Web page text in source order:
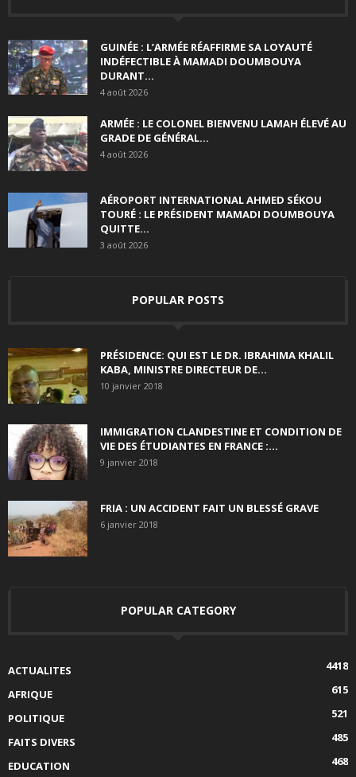
GUINÉE : L’ARMÉE RÉAFFIRME SA LOYAUTÉ
INDÉFECTIBLE À MAMADI DOUMBOUYA
DURANT...
4 août 2026
ARMÉE : LE COLONEL BIENVENU LAMAH ÉLEVÉ AU
GRADE DE GÉNÉRAL...
4 août 2026
AÉROPORT INTERNATIONAL AHMED SÉKOU
TOURÉ : LE PRÉSIDENT MAMADI DOUMBOUYA
QUITTE...
3 août 2026
POPULAR POSTS
PRÉSIDENCE: QUI EST LE DR. IBRAHIMA KHALIL
KABA, MINISTRE DIRECTEUR DE...
10 janvier 2018
IMMIGRATION CLANDESTINE ET CONDITION DE
VIE DES ÉTUDIANTES EN FRANCE :...
9 janvier 2018
FRIA : UN ACCIDENT FAIT UN BLESSÉ GRAVE
6 janvier 2018
POPULAR CATEGORY
ACTUALITES
4418
AFRIQUE
615
POLITIQUE
521
FAITS DIVERS
485
EDUCATION
468